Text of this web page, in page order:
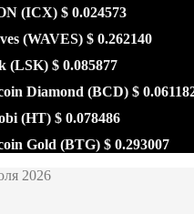
(ICX) $ 0.024573
(WAVES) $ 0.262140
(LSK) $ 0.085877
Diamond (BCD) $
(HT) $ 0.078486
Gold (BTG) $ 0.293007
2026